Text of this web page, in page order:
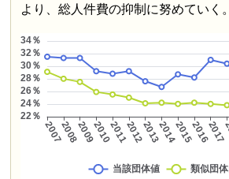
より、総人件費の抑制に努めていく。